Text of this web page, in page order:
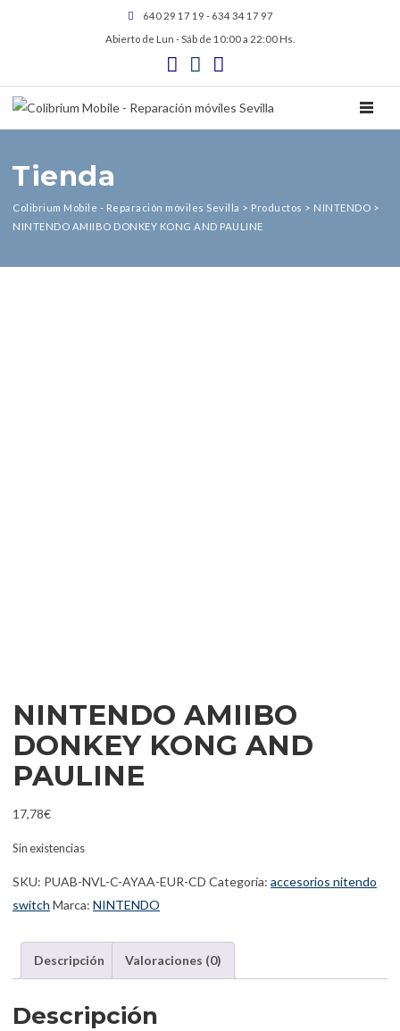
640 29 17 19 - 634 34 17 97
Abierto de Lun - Sáb de 10:00 a 22:00 Hs.
Tienda
Colibrium Mobile - Reparación móviles Sevilla > Productos > NINTENDO >
NINTENDO AMIIBO DONKEY KONG AND PAULINE
NINTENDO AMIIBO
DONKEY KONG AND
PAULINE
17,78€
Sin existencias
SKU: PUAB-NVL-C-AYAA-EUR-CD Categoría: accesorios nitendo
switch Marca: NINTENDO
Descripción Valoraciones (0)
Descripción